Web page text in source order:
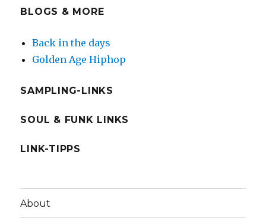
BLOGS & MORE
Back in the days
Golden Age Hiphop
SAMPLING-LINKS
SOUL & FUNK LINKS
LINK-TIPPS
About